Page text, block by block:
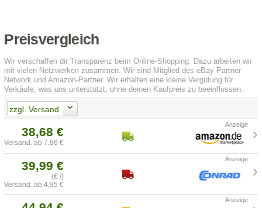
Preisvergleich
Wir verschaffen dir Transparenz beim Online-Shopping. Dazu arbeiten wir
mit vielen Netzwerken zusammen. Wir sind Mitglied des eBay Partner
Network und Amazon-Partner. Wir erhalten eine kleine Vergütung für
Verkäufe, was uns unterstützt, ohne deinen Kaufpreis zu beeinflussen.
zzgl. Versand
38,68 €
Versand: ab 7,86 €
39,99 €
(€ /)
Versand: ab 4,95 €